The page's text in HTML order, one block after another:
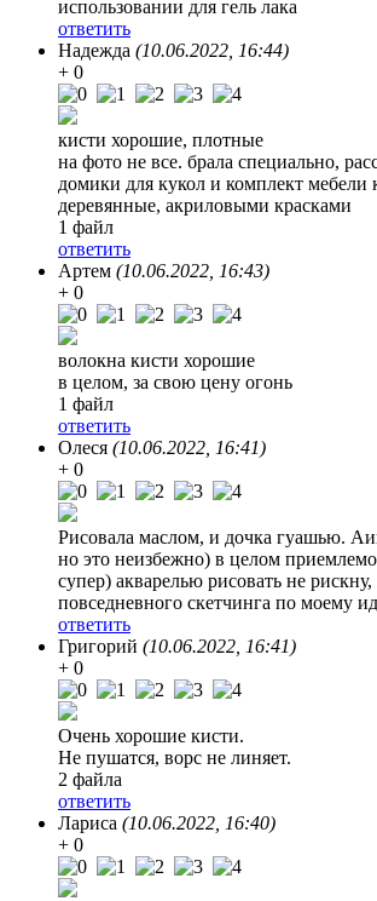
использовании для гель лака
ответить
Надежда (10.06.2022, 16:44)
+ 0
кисти хорошие, плотные
на фото не все. брала специально,
домики для кукол и комплект мебели
деревянные, акриловыми красками
1 файл
ответить
Артем (10.06.2022, 16:43)
+ 0
волокна кисти хорошие
в целом, за свою цену огонь
1 файл
ответить
Олеся (10.06.2022, 16:41)
+ 0
Рисовала маслом, и дочка гуашью.
но это неизбежно) в целом
супер) акварелью рисовать не
повседневного скетчинга по моему
ответить
Григорий (10.06.2022, 16:41)
+ 0
Очень хорошие кисти.
Не пушатся, ворс не линяет.
2 файла
ответить
Лариса (10.06.2022, 16:40)
+ 0